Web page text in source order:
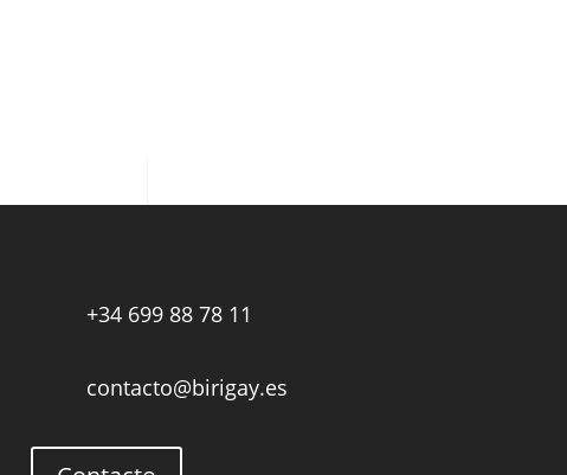
+34 699 88 78 11
contacto@birigay.es